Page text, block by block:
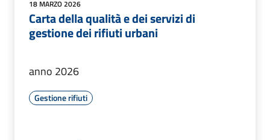
18 MARZO 2026
Carta della qualità e dei servizi di
gestione dei rifiuti urbani
anno 2026
Gestione rifiuti